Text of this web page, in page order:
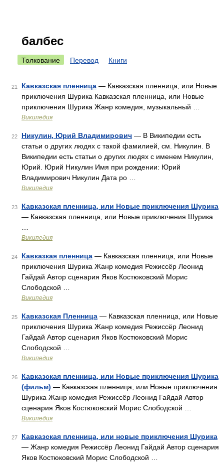
балбес
Толкование Перевод Книги
21 Кавказская пленница — Кавказская пленница, или Новые
приключения Шурика Кавказская пленница, или Новые
приключения Шурика Жанр комедия, музыкальный …
Википедия
22 Никулин, Юрий Владимирович — В Википедии есть
статьи о других людях с такой фамилией, см. Никулин. В
Википедии есть статьи о других людях с именем Никулин,
Юрий. Юрий Никулин Имя при рождении: Юрий
Владимирович Никулин Дата ро …
Википедия
23
Кавказская пленница, или Новые приключения Шурика
— Кавказская пленница, или Новые приключения Шурика
Википедия
24 Кавказкая пленница — Кавказская пленница, или Новые
приключения Шурика Жанр комедия Режиссёр Леонид
Гайдай Автор сценария Яков Костюковский Морис
Слободской …
Википедия
25 Кавказская Пленница — Кавказская пленница, или Новые
приключения Шурика Жанр комедия Режиссёр Леонид
Гайдай Автор сценария Яков Костюковский Морис
Слободской …
Википедия
26
Кавказская пленница, или Новые приключения Шурика
(фильм) — Кавказская пленница, или Новые приключения
Шурика Жанр комедия Режиссёр Леонид Гайдай Автор
сценария Яков Костюковский Морис Слободской …
Википедия
27
Кавказская пленница, или новые приключения Шурика
— Жанр комедия Режиссёр Леонид Гайдай Автор сценария
Яков Костюковский Морис Слободской …